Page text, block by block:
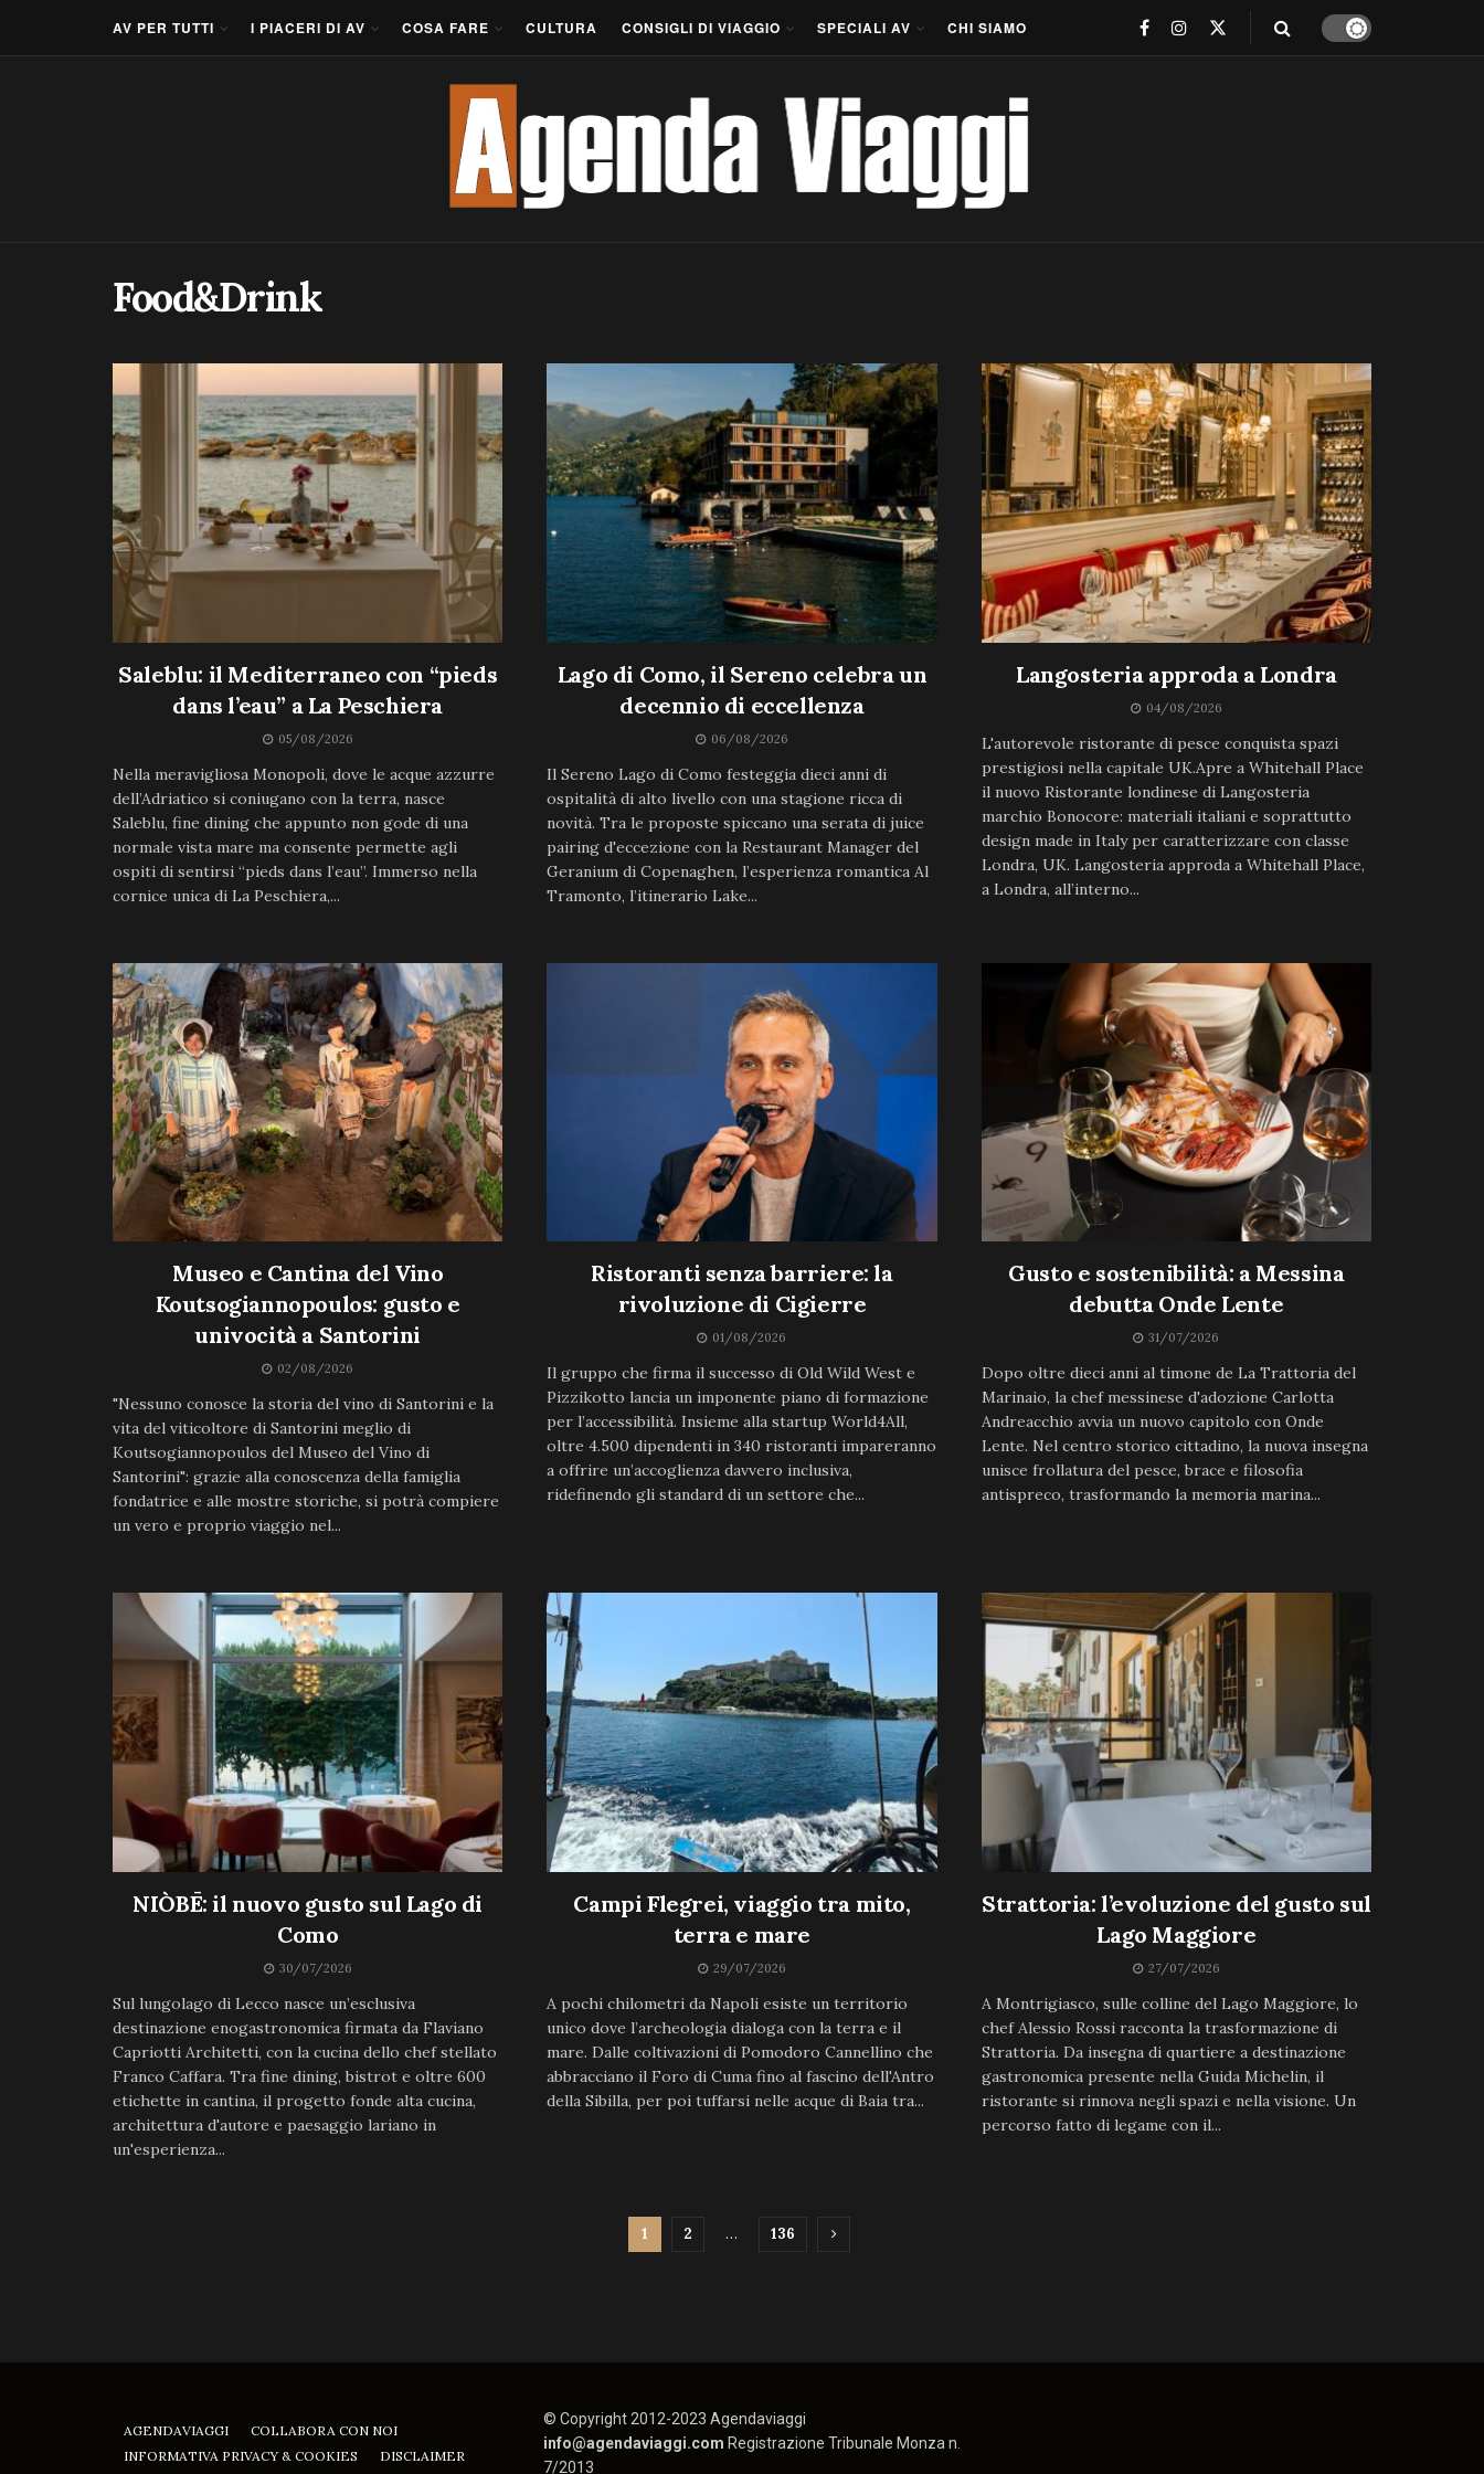
AV PER TUTTI I PIACERI DI AV COSA FARE CULTURA CONSIGLI DI VIAGGIO SPECIALI AV CHI SIAMO
Food&Drink
Saleblu: il Mediterraneo con “pieds
dans l’eau” a La Peschiera
05/08/2026
Nella meravigliosa Monopoli, dove le acque azzurre
dell’Adriatico si coniugano con la terra, nasce
Saleblu, fine dining che appunto non gode di una
normale vista mare ma consente permette agli
ospiti di sentirsi “pieds dans l’eau”. Immerso nella
cornice unica di La Peschiera,...
Lago di Como, il Sereno celebra un
decennio di eccellenza
06/08/2026
Il Sereno Lago di Como festeggia dieci anni di
ospitalità di alto livello con una stagione ricca di
novità. Tra le proposte spiccano una serata di juice
pairing d'eccezione con la Restaurant Manager del
Geranium di Copenaghen, l’esperienza romantica Al
Tramonto, l’itinerario Lake...
Langosteria approda a Londra
04/08/2026
L'autorevole ristorante di pesce conquista spazi
prestigiosi nella capitale UK.Apre a Whitehall Place
il nuovo Ristorante londinese di Langosteria
marchio Bonocore: materiali italiani e soprattutto
design made in Italy per caratterizzare con classe
Londra, UK. Langosteria approda a Whitehall Place,
a Londra, all’interno...
Museo e Cantina del Vino
Koutsogiannopoulos: gusto e
univocità a Santorini
02/08/2026
"Nessuno conosce la storia del vino di Santorini e la
vita del viticoltore di Santorini meglio di
Koutsogiannopoulos del Museo del Vino di
Santorini": grazie alla conoscenza della famiglia
fondatrice e alle mostre storiche, si potrà compiere
un vero e proprio viaggio nel...
Ristoranti senza barriere: la
rivoluzione di Cigierre
01/08/2026
Il gruppo che firma il successo di Old Wild West e
Pizzikotto lancia un imponente piano di formazione
per l’accessibilità. Insieme alla startup World4All,
oltre 4.500 dipendenti in 340 ristoranti impareranno
a offrire un’accoglienza davvero inclusiva,
ridefinendo gli standard di un settore che...
Gusto e sostenibilità: a Messina
debutta Onde Lente
31/07/2026
Dopo oltre dieci anni al timone de La Trattoria del
Marinaio, la chef messinese d'adozione Carlotta
Andreacchio avvia un nuovo capitolo con Onde
Lente. Nel centro storico cittadino, la nuova insegna
unisce frollatura del pesce, brace e filosofia
antispreco, trasformando la memoria marina...
NIÒBĒ: il nuovo gusto sul Lago di
Como
30/07/2026
Sul lungolago di Lecco nasce un’esclusiva
destinazione enogastronomica firmata da Flaviano
Capriotti Architetti, con la cucina dello chef stellato
Franco Caffara. Tra fine dining, bistrot e oltre 600
etichette in cantina, il progetto fonde alta cucina,
architettura d'autore e paesaggio lariano in
un'esperienza...
Campi Flegrei, viaggio tra mito,
terra e mare
29/07/2026
A pochi chilometri da Napoli esiste un territorio
unico dove l’archeologia dialoga con la terra e il
mare. Dalle coltivazioni di Pomodoro Cannellino che
abbracciano il Foro di Cuma fino al fascino dell'Antro
della Sibilla, per poi tuffarsi nelle acque di Baia tra...
Strattoria: l’evoluzione del gusto sul
Lago Maggiore
27/07/2026
A Montrigiasco, sulle colline del Lago Maggiore, lo
chef Alessio Rossi racconta la trasformazione di
Strattoria. Da insegna di quartiere a destinazione
gastronomica presente nella Guida Michelin, il
ristorante si rinnova negli spazi e nella visione. Un
percorso fatto di legame con il...
1 2 … 136
AGENDAVIAGGI
COLLABORA CON NOI
INFORMATIVA PRIVACY & COOKIES
DISCLAIMER
© Copyright 2012-2023 Agendaviaggi
info@agendaviaggi.com Registrazione Tribunale Monza n.
7/2013